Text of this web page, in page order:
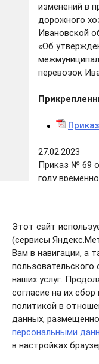
Этот сайт
(сервисы
Вам в навигации, а
пользовательского
наших услуг.
согласие на их
политикой в
данных,
персональными
в настройках
изменений в
дорожного
Ивановской
«Об
перевозок
27.02.2023
Приказ № 69
году
области
11.01.2023
Приказ № 626
изменений в
дорожного